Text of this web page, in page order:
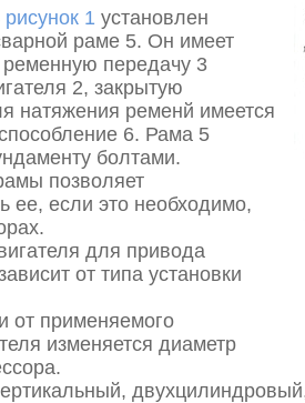
рисунок 1 установлен
раме 5. Он имеет
передачу 3
2, закрытую
натяжения ременй имеется
6. Рама 5
болтами.
позволяет
ее, если это необходимо,
для привода
от типа установки
от применяемого
изменяется диаметр